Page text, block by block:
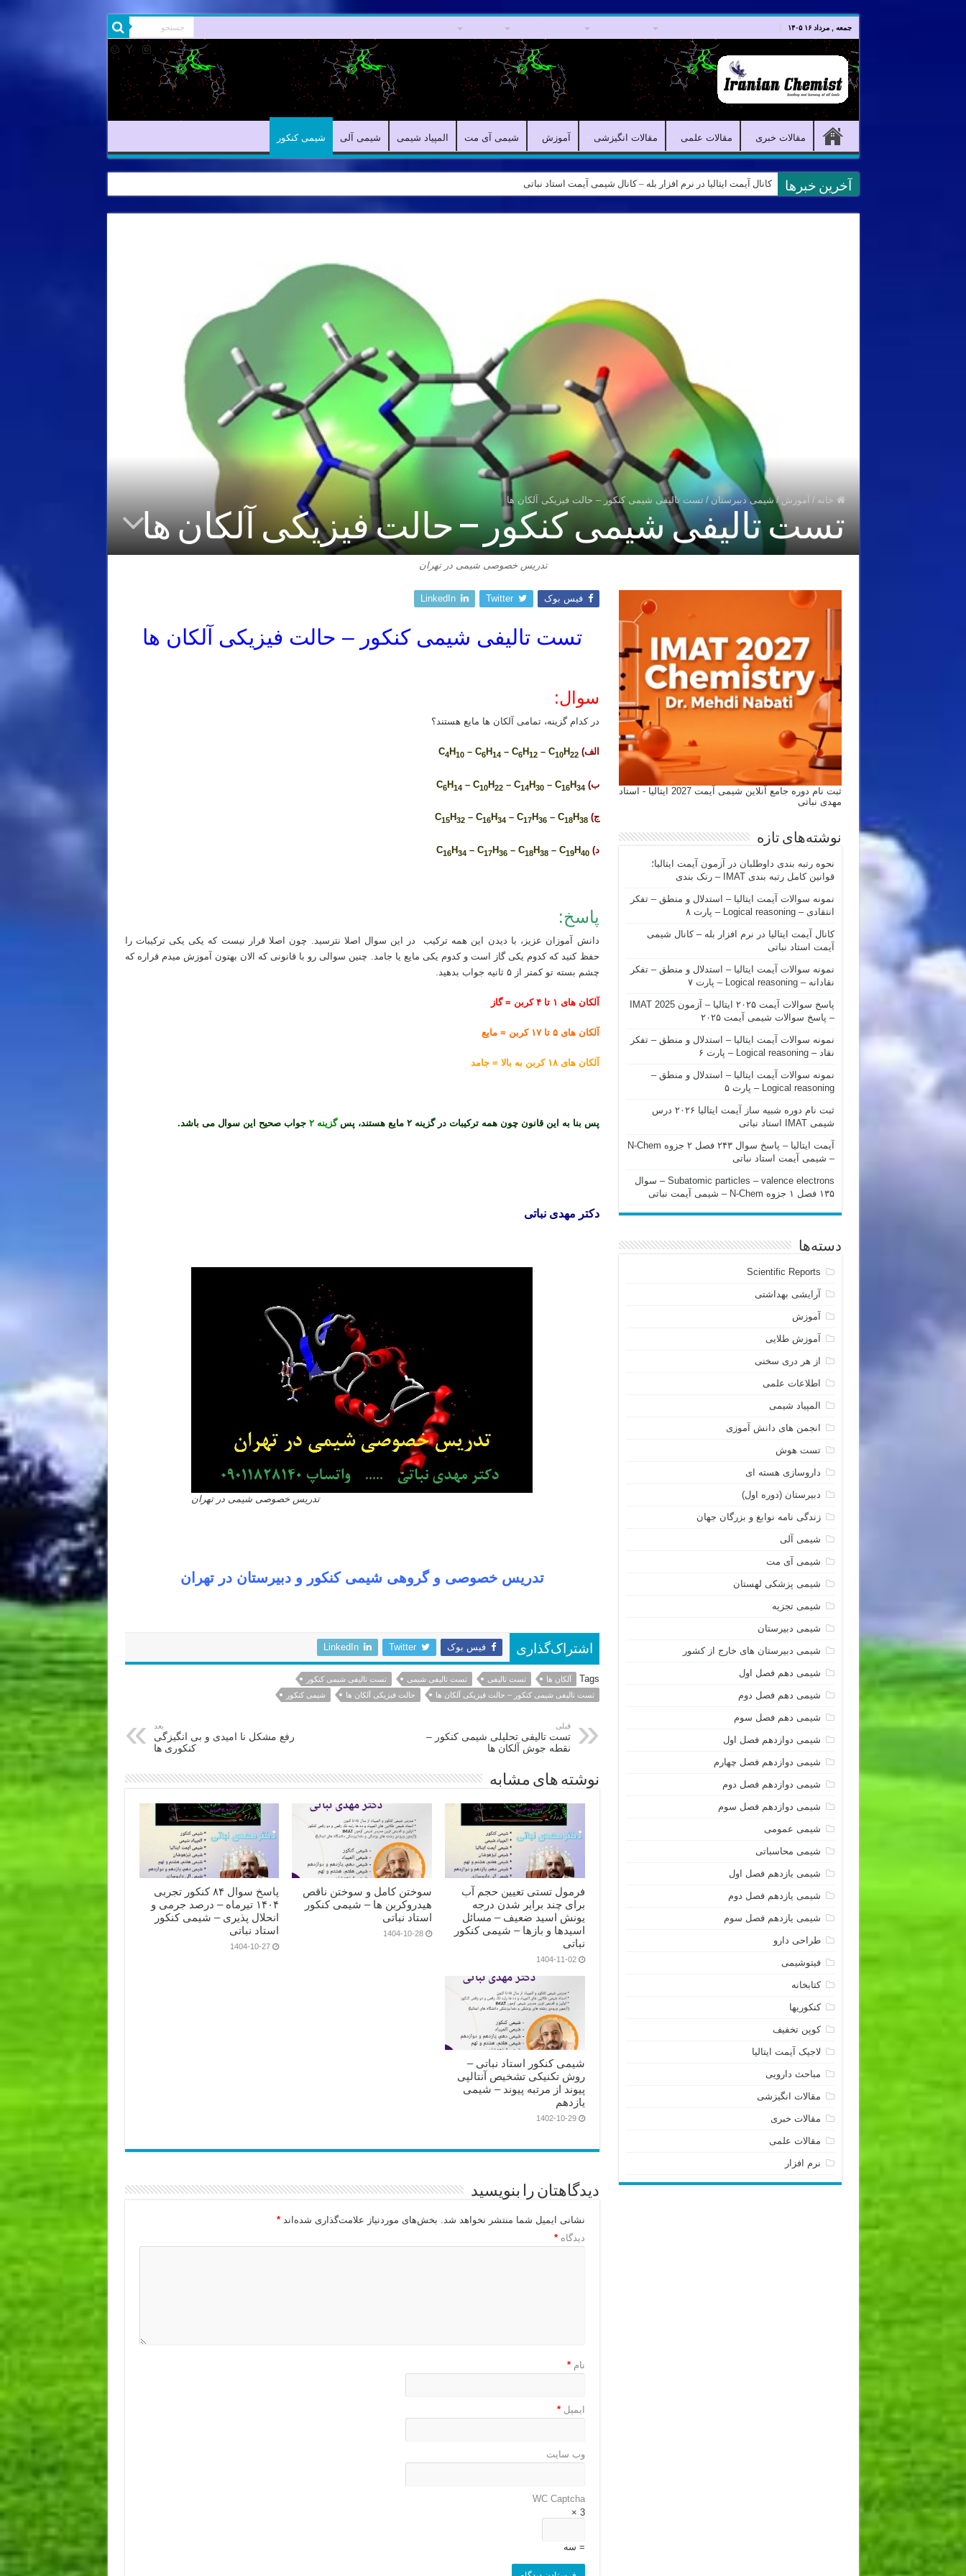
جمعه , مرداد ۱۶ ۱۴۰۵
مقالات خبری مقالات علمی مقالات انگیزشی آموزش شیمی آی مت المپیاد شیمی شیمی آلی شیمی کنکور
آخرین خبرها نمونه سوالات آیمت ایتالیا – استدلال و منطق – تفکر نقادانه – Logical reasoning – پارت ۷
خانه / آموزش / شیمی دبیرستان / تست تالیفی شیمی کنکور – حالت فیزیکی آلکان ها
تست تالیفی شیمی کنکور – حالت فیزیکی آلکان ها
تدریس خصوصی شیمی در تهران
فیس بوک Twitter
LinkedIn
تست تالیفی شیمی کنکور – حالت فیزیکی آلکان ها
سوال:
در کدام گزینه، تمامی آلکان ها مایع هستند؟
الف) C
4 H10– C6H14 – C6H12– C10H22
ب) 6H14 – C10H22– C14H30– C16H34
ج) C
15H32– C16H34 – C17H36– C18H38
د) C
16H34 – C17H36– C18H38– C19H40
پاسخ:
دانش آموزان عزیز، با دیدن این همه ترکیب در این سوال اصلا نترسید. چون اصلا قرار نیست که یکی یکی ترکیبات را
حفظ کنید که کدوم یکی گاز است و کدوم یکی مایع یا جامد. چنین سوالی رو با قانونی که الان بهتون آموزش میدم قراره که
چشم بسته تو کمتر از ۵ ثانیه جواب بدهید.
آلکان های ۱ تا ۴ کربن = گاز
آلکان های ۵ تا ۱۷ کربن = مایع
آلکان های ۱۸ کربن به بالا = جامد
پس بنا به این قانون چون همه ترکیبات در گزینه ۲ مایع هستند، پس گزینه ۲ جواب صحیح این سوال می باشد.
دکتر مهدی نباتی
تدریس خصوصی شیمی در تهران
تدریس خصوصی و گروهی شیمی کنکور و دبیرستان در تهران
اشتراک‌گذاری فیس بوک Twitter
LinkedIn
Tags آلکان ها تست تالیفی تست تالیفی شیمی
تست تالیفی شیمی کنکور
تست تالیفی شیمی کنکور – حالت فیزیکی آلکان ها
حالت فیزیکی آلکان ها شیمی کنکور
قبلی
تست تالیفی تحلیلی شیمی کنکور –
نقطه جوش آلکان ها
بعد
رفع مشکل نا امیدی و بی انگیزگی
کنکوری ها
نوشته های مشابه
فرمول تستی تعیین حجم آب
برای چند برابر شدن درجه
یونش اسید ضعیف – مسائل
اسیدها و بازها – شیمی کنکور
نباتی
1404-11-02
سوختن کامل و سوختن ناقص
هیدروکربن ها – شیمی کنکور
استاد نباتی
1404-10-28
پاسخ سوال ۸۴ کنکور تجربی
۱۴۰۴ تیرماه – درصد جرمی و
انحلال پذیری – شیمی کنکور
استاد نباتی
1404-10-27
شیمی کنکور استاد نباتی –
روش تکنیکی تشخیص آنتالپی
پیوند از مرتبه پیوند – شیمی
یازدهم
1402-10-29
دیدگاهتان را بنویسید
نشانی ایمیل شما منتشر نخواهد شد. بخش‌های موردنیاز علامت‌گذاری شده‌اند*
دیدگاه*
نام*
ایمیل*
وب‌ سایت
WC Captcha
3 ×
= سه
ثبت نام دوره جامع آنلاین شیمی آیمت 2027 ایتالیا - استاد
مهدی نباتی
نوشته‌های تازه
نحوه رتبه بندی داوطلبان در آزمون آیمت ایتالیا؛
قوانین کامل رتبه بندی IMAT – رنک بندی
نمونه سوالات آیمت ایتالیا – استدلال و منطق – تفکر
انتقادی – Logical reasoning – پارت ۸
کانال آیمت ایتالیا در نرم افزار بله – کانال شیمی
آیمت استاد نباتی
نمونه سوالات آیمت ایتالیا – استدلال و منطق – تفکر
نقادانه – Logical reasoning – پارت ۷
پاسخ سوالات آیمت ۲۰۲۵ ایتالیا – آزمون IMAT 2025
– پاسخ سوالات شیمی آیمت ۲۰۲۵
نمونه سوالات آیمت ایتالیا – استدلال و منطق – تفکر
نقاد – Logical reasoning – پارت ۶
نمونه سوالات آیمت ایتالیا – استدلال و منطق –
Logical reasoning – پارت ۵
ثبت نام دوره شبیه ساز آیمت ایتالیا ۲۰۲۶ درس
شیمی IMAT استاد نباتی
آیمت ایتالیا – پاسخ سوال ۲۴۳ فصل ۲ جزوه N-Chem
– شیمی آیمت استاد نباتی
Subatomic particles – valence electrons – سوال
۱۳۵ فصل ۱ جزوه N-Chem – شیمی آیمت نباتی
دسته‌ها
Scientific Reports
آرایشی بهداشتی
آموزش
آموزش طلایی
از هر دری سخنی
اطلاعات علمی
المپیاد شیمی
انجمن های دانش آموزی
تست هوش
داروسازی هسته ای
دبیرستان (دوره اول)
زندگی نامه نوابغ و بزرگان جهان
شیمی آلی
شیمی آی مت
شیمی پزشکی لهستان
شیمی تجزیه
شیمی دبیرستان
شیمی دبیرستان های خارج از کشور
شیمی دهم فصل اول
شیمی دهم فصل دوم
شیمی دهم فصل سوم
شیمی دوازدهم فصل اول
شیمی دوازدهم فصل چهارم
شیمی دوازدهم فصل دوم
شیمی دوازدهم فصل سوم
شیمی عمومی
شیمی محاسباتی
شیمی یازدهم فصل اول
شیمی یازدهم فصل دوم
شیمی یازدهم فصل سوم
طراحی دارو
فیتوشیمی
کتابخانه
کنکوریها
کوپن تخفیف
لاجیک آیمت ایتالیا
مباحث دارویی
مقالات انگیزشی
مقالات خبری
مقالات علمی
نرم افزار